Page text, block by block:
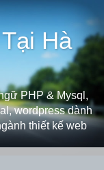
Hà
PHP & Mysql,
wordpress dành
thiết kế web